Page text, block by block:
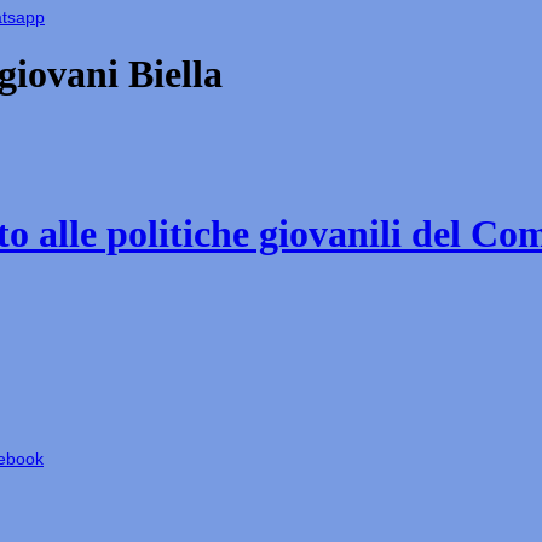
Biella
alle politiche giovanili del